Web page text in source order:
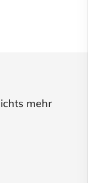
mehr